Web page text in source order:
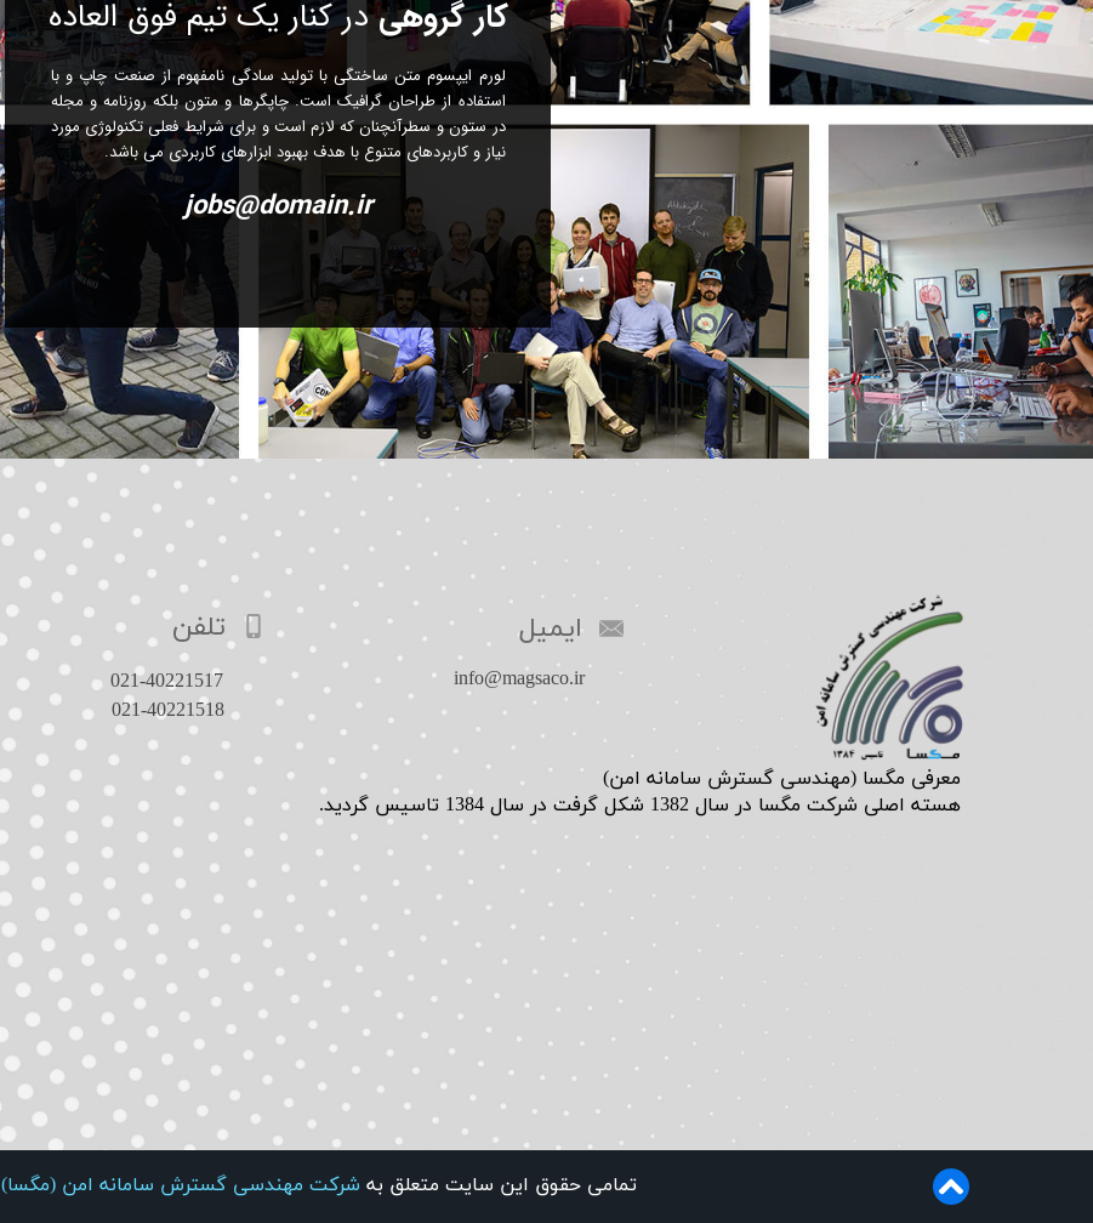
کار گروهیدر کنار یک تیم فوق العاده
لورم ایپسوم متن ساختگی با تولید سادگی نامفهوم از صنعت چاپ و با
استفاده از طراحان گرافیک است. چاپگرها و متون بلکه روزنامه و مجله
در ستون و سطرآنچنان که لازم است و برای شرایط فعلی تکنولوژی مورد
نیاز و کاربردهای متنوع با هدف بهبود ابزارهای کاربردی می باشد.
jobs@domain.ir
​​تمامی حقوق این سایت متعلق به شرکت مهندسی گسترش سامانه امن (مگسا)
​معرفی مگسا (مهندسی گسترش سامانه امن)
هسته اصلی شرکت مگسا در سال 1382 شکل گرفت در سال 1384 تاسیس گردید.
ایمیل
​info@magsaco.ir​​​​​​​
تلفن
021-40221517​​​​​​​
021-40221518​​​​​​​